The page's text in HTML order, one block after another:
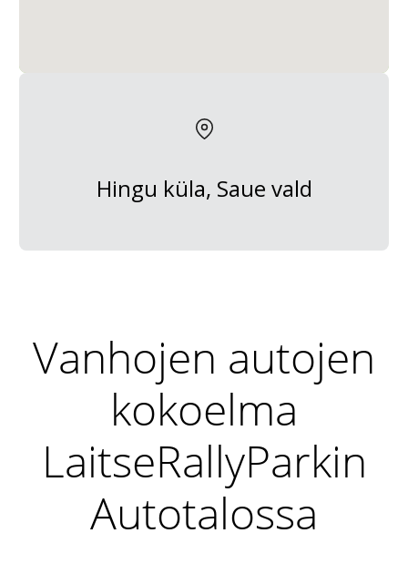
Hingu küla, Saue vald
Vanhojen autojen
kokoelma
LaitseRallyParkin
Autotalossa